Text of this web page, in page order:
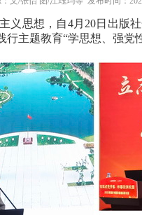
义思想，自4月20日出版
主题教育“学思想、强党